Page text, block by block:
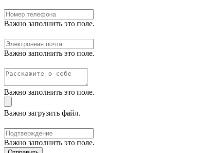
Важно заполнить это поле.
Важно заполнить это поле.
Важно заполнить это поле.
Важно загрузить файл.
Важно заполнить это поле.